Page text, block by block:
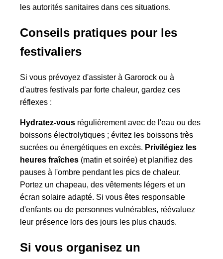
les autorités sanitaires dans ces situations.
Conseils pratiques pour les
festivaliers
Si vous prévoyez d'assister à Garorock ou à
d'autres festivals par forte chaleur, gardez ces
réflexes :
Hydratez-vous régulièrement avec de l'eau ou des
boissons électrolytiques ; évitez les boissons très
sucrées ou énergétiques en excès. Privilégiez les
heures fraîches (matin et soirée) et planifiez des
pauses à l'ombre pendant les pics de chaleur.
Portez un chapeau, des vêtements légers et un
écran solaire adapté. Si vous êtes responsable
d'enfants ou de personnes vulnérables, réévaluez
leur présence lors des jours les plus chauds.
Si vous organisez un